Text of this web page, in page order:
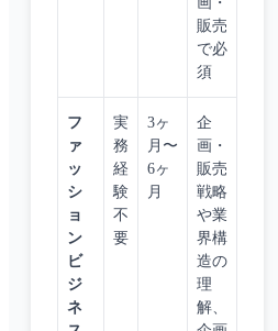
販売
で必
須
フ
ァ
ッ
シ
ョ
ン
ビ
ジ
ネ
実
務
経
験
不
要
3ヶ
月〜
6ヶ
月
企
画・
販売
戦略
や業
界構
造の
理
解、